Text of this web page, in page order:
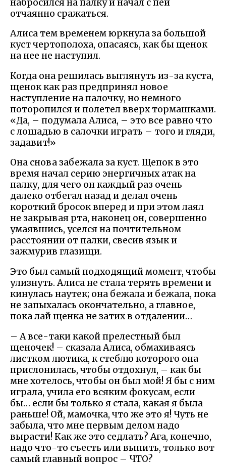
набросился на палку и начал с пей
отчаянно сражаться.
Алиса тем временем юркнула за большой
куст чертополоха, опасаясь, как бы щенок
на нее не наступил.
Когда она решилась выглянуть из-за куста,
щенок как раз предпринял новое
наступление на палочку, но немного
поторопился и полетел вверх тормашками.
«Да, – подумала Алиса, – это все равно что
с лошадью в салочки играть – того и гляди,
задавит!»
Она снова забежала за куст. Щепок в это
время начал серию энергичных атак на
палку, для чего он каждый раз очень
далеко отбегал назад и делал очень
короткий бросок вперед и при этом лаял
не закрывая рта, наконец он, совершенно
умаявшись, уселся на почтительном
расстоянии от палки, свесив язык и
зажмурив глазищи.
Это был самый подходящий момент, чтобы
улизнуть. Алиса не стала терять времени и
кинулась наутек; она бежала и бежала, пока
не запыхалась окончательно, а главное,
пока лай щенка не затих в отдалении…
– А все-таки какой прелестный был
щеночек! – сказала Алиса, обмахиваясь
листком лютика, к стеблю которого она
прислонилась, чтобы отдохнул, – как бы
мне хотелось, чтобы он был мой! Я бы с ним
играла, учила его всяким фокусам, если
бы… если бы только я стала, какая я была
раньше! Ой, мамочка, что же это я! Чуть не
забыла, что мне первым делом надо
вырасти! Как же это седлать? Ага, конечно,
надо что-то съесть или выпить, только вот
самый главный вопрос – ЧТО?